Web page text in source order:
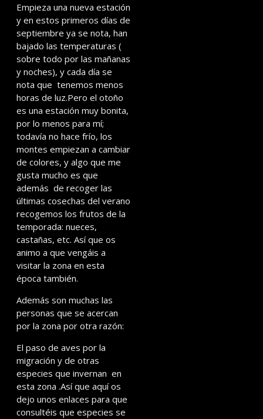
Empieza una nueva estación
y en estos primeros días de
septiembre ya se nota, han
bajado las temperaturas (
sobre todo por las mañanas
y noches), y cada día se
nota que tenemos menos
horas de luz.Pero el otoño
es una estación muy bonita,
por lo menos para mí;
todavía no hace frío, los
montes empiezan a cambiar
de colores, y algo que me
gusta mucho es que
además de recoger las
últimas cosechas del verano
recogemos los frutos de la
temporada: nueces,
castañas, etc. Así que os
animo a que vengáis a
visitar la zona en esta
época también.
Además son muchas las
personas que se acercan
por la zona por otra razón:
El paso de aves por la
migración y de otras
especies que invernan en
esta zona .Así que aquí os
dejo unos enlaces para que
consultéis que especies se